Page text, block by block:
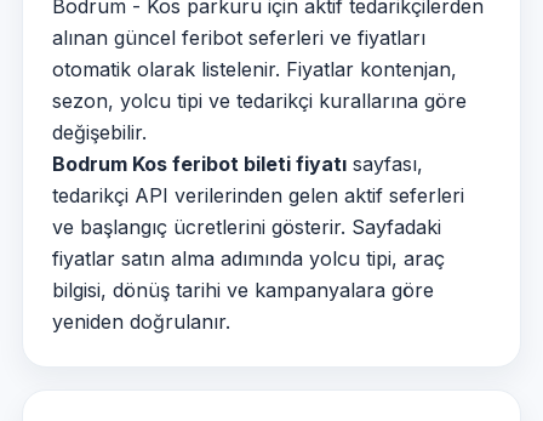
Bodrum - Kos parkuru için aktif tedarikçilerden
alınan güncel feribot seferleri ve fiyatları
otomatik olarak listelenir. Fiyatlar kontenjan,
sezon, yolcu tipi ve tedarikçi kurallarına göre
değişebilir.
Bodrum Kos feribot bileti fiyatı sayfası,
tedarikçi API verilerinden gelen aktif seferleri
ve başlangıç ücretlerini gösterir. Sayfadaki
fiyatlar satın alma adımında yolcu tipi, araç
bilgisi, dönüş tarihi ve kampanyalara göre
yeniden doğrulanır.